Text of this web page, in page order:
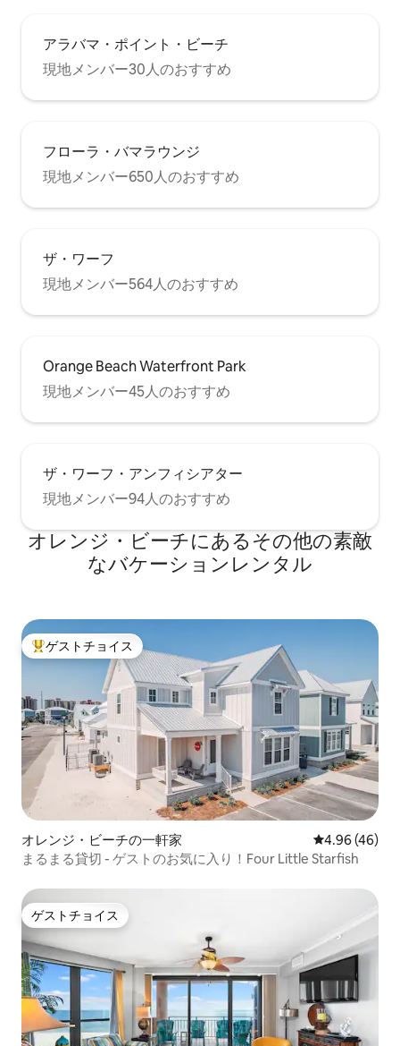
アラバマ・ポイント・ビーチ
現地メンバー30人のおすすめ
フローラ・バマラウンジ
現地メンバー650人のおすすめ
ザ・ワーフ
現地メンバー564人のおすすめ
Orange Beach Waterfront Park
現地メンバー45人のおすすめ
ザ・ワーフ・アンフィシアター
現地メンバー94人のおすすめ
オレンジ・ビーチにあるその他の素敵
なバケーションレンタル
大好評のゲストチョイスです。
ゲストチョイス
オレンジ・ビーチの一軒家 レビュー46
4.96 (46)
まるまる貸切 - ゲストのお気に入り！Four Little Starfish
ゲストチョイス
ゲストチョイス